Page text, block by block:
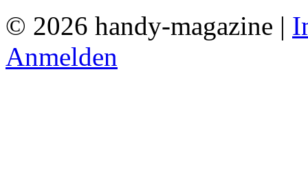
© 2026 handy-magazine |
Anmelden